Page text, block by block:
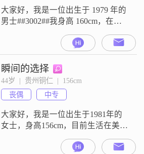
人，乐于助人#
大家好，我是一位出生于 1979 年的
男士##3002##我身高 160cm，在铜
月收入大概在 3001 - 5000 元之间
##3002##我觉得自己最大的特点是
幽默风趣，能让身边的人感到轻松
和快乐##3002##同时我也很有责任
感，无论是对待工作还是生活中的
事情，都会尽力去做好
瞬间的选择
44岁  |  贵州铜仁  |  156cm
丧偶
中专
大家好，我是一位出生于1981年的
女士，身高156cm，目前生活在美丽
到5000元之间，虽然不算特别高，